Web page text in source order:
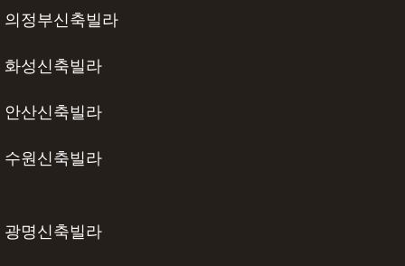
의정부신축빌라
화성신축빌라
안산신축빌라
수원신축빌라
광명신축빌라